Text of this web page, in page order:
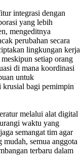
integrasi dengan
yang lebih
mengeditnya
perubahan secara
lingkungan kerja
setiap orang
di mana koordinasi
untuk
krusial bagi pemimpin
melalui alat digital
waktu yang
semangat tim agar
semua anggota
terbaru dalam